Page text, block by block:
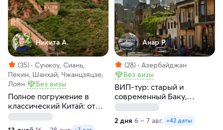
Никита А.
(35)
Сучжоу, Сиань,
Пекин, Шанхай, Чжанцзяцзе,
Лоян
Без визы
Полное погружение в
классический Китай: от
Пекина до Шанхая
Анар Р.
(28)
Азербайджан
Без визы
ВИП-тур: старый и
современный Баку,
Розовое озеро, Агатовые
2 дня 6 – 7 авг. +42 даты